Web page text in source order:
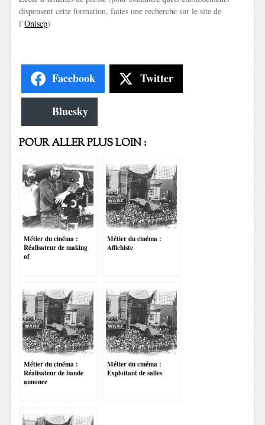
dispensent cette formation, faites une recherche sur le site de
l’Onisep)
Facebook Twitter
Bluesky
POUR ALLER PLUS LOIN :
Métier du cinéma :
Réalisateur de making
of
Métier du cinéma :
Affichiste
Métier du cinéma :
Réalisateur de bande
annonce
Métier du cinéma :
Exploitant de salles